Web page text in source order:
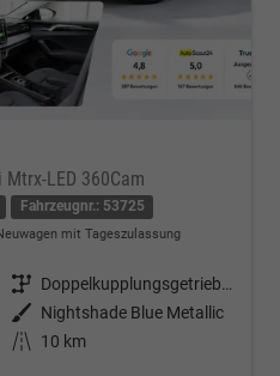
LED 360Cam
Fahrzeugnr.: 53725
mit Tageszulassung
Getriebe
Doppelkupplungsgetriebe (DSG)
Außenfarbe Nightshade Blue Metallic
Kilometerstand
10 km